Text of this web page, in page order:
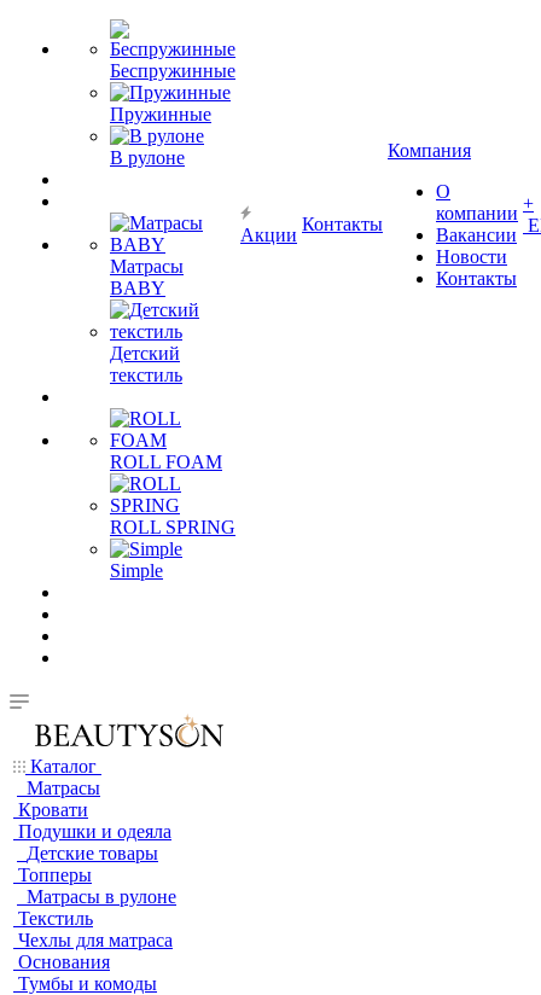
Беспружинные
Пружинные
В рулоне
Матрасы
BABY
Детский
текстиль
ROLL FOAM
ROLL SPRING
Simple
Акции
Контакты
Компания
О
компании
Вакансии
Новости
Контакты
+
Каталог
Матрасы
Кровати
Подушки и одеяла
Детские товары
Топперы
Матрасы в рулоне
Текстиль
Чехлы для матраса
Основания
Тумбы и комоды